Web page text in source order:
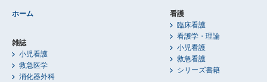
ホーム
雑誌
小児看護
救急医学
消化器外科
看護
臨床看護
看護学・理論
小児看護
救急看護
シリーズ書籍